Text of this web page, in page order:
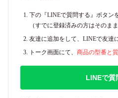
下の『LINEで質問する』ボタン
（すでに登録済みの方はそのま
友達に追加をして、LINEで友達
トーク画面にて、 商品の型番と
LINEで質